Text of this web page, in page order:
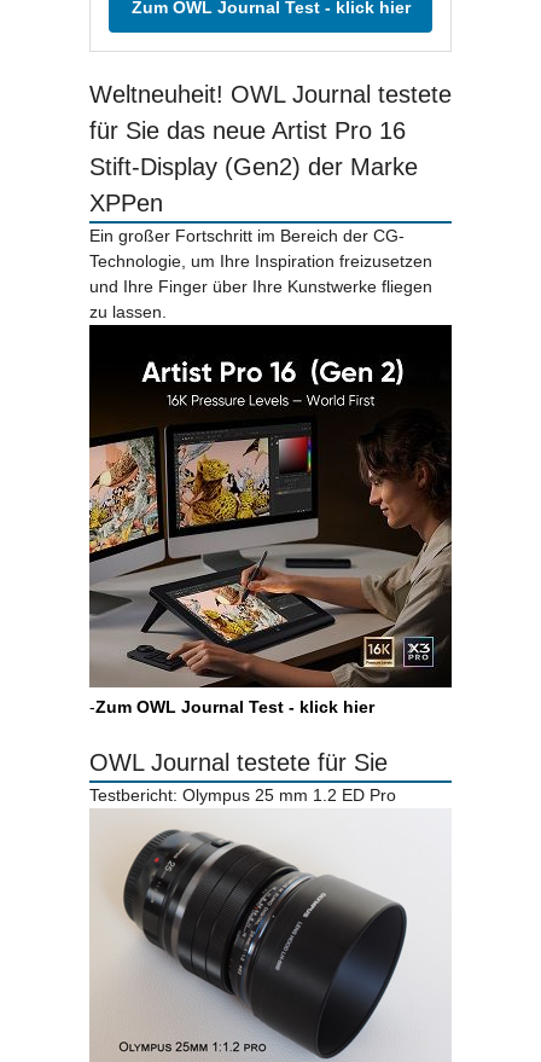
Zum OWL Journal Test - klick hier
Weltneuheit! OWL Journal testete
für Sie das neue Artist Pro 16
Stift-Display (Gen2) der Marke
XPPen
Ein großer Fortschritt im Bereich der CG-
Technologie, um Ihre Inspiration freizusetzen
und Ihre Finger über Ihre Kunstwerke fliegen
zu lassen.
-Zum OWL Journal Test - klick hier
OWL Journal testete für Sie
Testbericht: Olympus 25 mm 1.2 ED Pro